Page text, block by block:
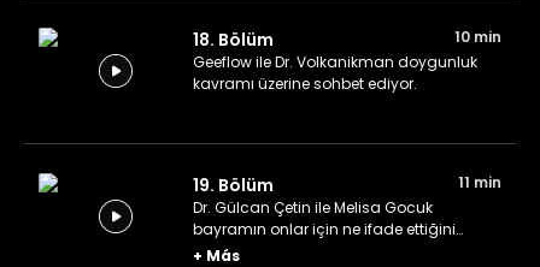
18. Bölüm
10 min
Geeflow ile Dr. Volkanikman doygunluk
kavramı üzerine sohbet ediyor.
19. Bölüm
11 min
Dr. Gülcan Çetin ile Melisa Gocuk
bayramın onlar için ne ifade ettiğini
konuşuyor.
+ Más